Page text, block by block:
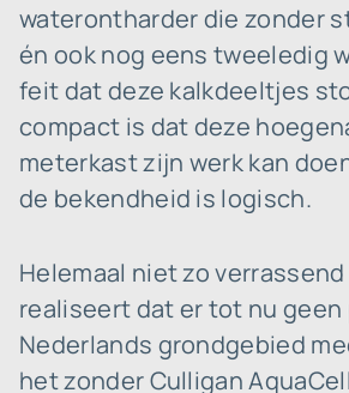
waterontharder die zonder
én ook nog eens tweeledig
feit dat deze kalkdeeltjes
compact is dat deze
meterkast zijn werk kan
de bekendheid is logisch.
Helemaal niet zo
realiseert dat er tot nu geen
Nederlands grondgebied
het zonder Culligan